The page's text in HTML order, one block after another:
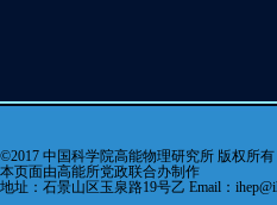
©2017 中国科学院高能物理研究所 版权所有
本页面由高能所党政联合办制作
地址：石景山区玉泉路19号乙 Email：